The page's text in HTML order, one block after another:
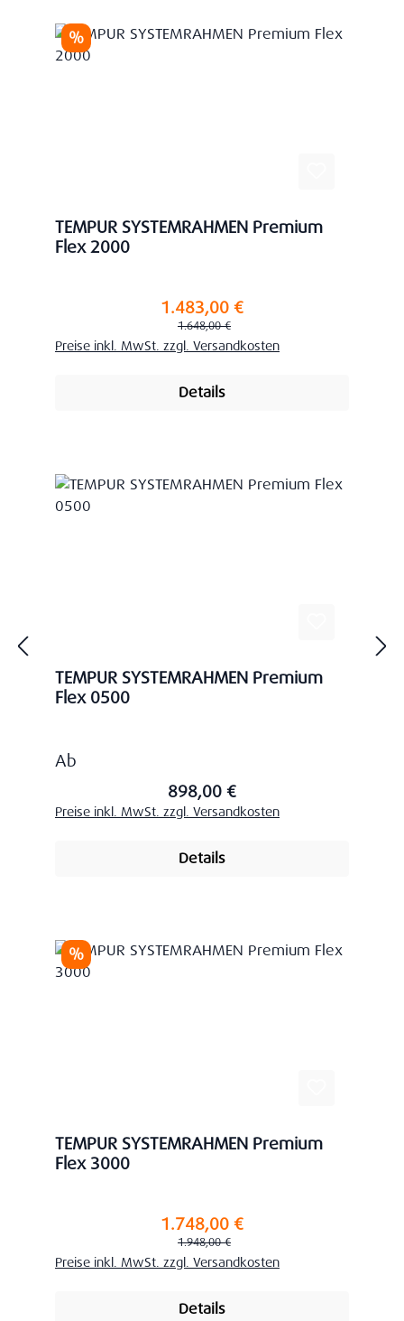
Rabatt
%
TEMPUR SYSTEMRAHMEN Premium
Flex 2000
Verkaufspreis:1.483,00 €
Regulärer Preis:
1.648,00 €
Preise inkl. MwSt. zzgl. Versandkosten
Details
TEMPUR SYSTEMRAHMEN Premium
Flex 0500
Regulärer Preis:
Ab
898,00 €
Preise inkl. MwSt. zzgl. Versandkosten
Details
Rabatt
%
TEMPUR SYSTEMRAHMEN Premium
Flex 3000
Verkaufspreis:1.748,00 €
Regulärer Preis:
1.948,00 €
Preise inkl. MwSt. zzgl. Versandkosten
Details